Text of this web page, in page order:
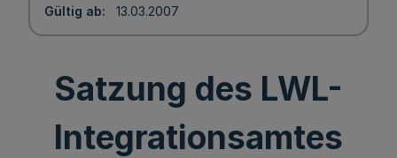
Gültig ab 13.03.2007
Satzung des LWL-
Integrationsamtes